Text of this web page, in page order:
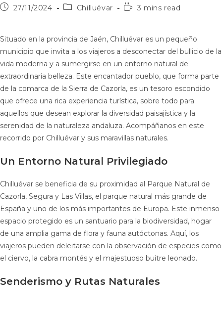
27/11/2024 Chilluévar 3 mins read
Situado en la provincia de Jaén, Chilluévar es un pequeño
municipio que invita a los viajeros a desconectar del bullicio de la
vida moderna y a sumergirse en un entorno natural de
extraordinaria belleza. Este encantador pueblo, que forma parte
de la comarca de la Sierra de Cazorla, es un tesoro escondido
que ofrece una rica experiencia turística, sobre todo para
aquellos que desean explorar la diversidad paisajística y la
serenidad de la naturaleza andaluza. Acompáñanos en este
recorrido por Chilluévar y sus maravillas naturales.
Un Entorno Natural Privilegiado
Chilluévar se beneficia de su proximidad al Parque Natural de
Cazorla, Segura y Las Villas, el parque natural más grande de
España y uno de los más importantes de Europa. Este inmenso
espacio protegido es un santuario para la biodiversidad, hogar
de una amplia gama de flora y fauna autóctonas. Aquí, los
viajeros pueden deleitarse con la observación de especies como
el ciervo, la cabra montés y el majestuoso buitre leonado.
Senderismo y Rutas Naturales